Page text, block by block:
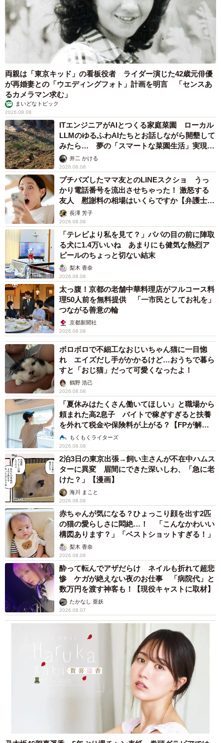
両親は「東京キッド」の看板役者 ライダー演じた42歳元俳優
が再婚妻との「ウエディングフォト」計画を明言 「センスあ
るカメラマン求む」
まいどなトピック
2026.08.08
ITエンジニアがAIとつくる家庭菜園 ローカル
LLMのゆるふわAIたちとお話しながら開墾して
みたら… 夢の「スマートな菜園生活」実現な
るか井二 かける
2026.08.08
プチバズしたママ友とのLINEスクショ うっ
かり電話番号を流出させちゃった！ 激怒する
友人 慰謝料の相場はいくらですか【弁護士が
解説】長澤 芳子
2026.08.08
「テレビより私を見て？」パパの目の前に陣取
る犬に1.4万いいね あまりにも健気な熱烈ア
ピールのちょっと切ない結末
梨木 香奈
2026.08.08
太っ腹！京都の老舗中華料理店がフルコース料
理50人前を無料提供 「一市民としてお礼を」
つながる善意の輪
京都新聞社
2026.08.08
ボロボロで不細工なおじいちゃん猫に一目惚
れ エイズだし手がかかるけど…おうちで暮ら
すと「おじ猫」だって可愛くなったよ！
鶴野 浩己
2026.08.08
「夏休みはたくさん働いてほしい」と職場から
頼まれた高2息子 バイトで稼ぎすぎると扶養
を外れて税金や保険料が上がる？【FPが解
説】もくもくライターズ
2026.08.08
2泊3日の東京出張→飼い主さんが不在中ハムス
ターに異変 眉間にできた深いしわ、「急に老
けた？」【漫画】
海川 まこと
2026.08.08
赤ちゃんが気になる？ひょっこり顔を出す2匹
の猫の愛らしさに悶絶…！ 「こんなかわいい
構図あります？」「ベストショットすぎる！」
梨木 香奈
2026.08.08
酔って転んでアザだらけ ネイルも折れて超悲
惨 ケガが絶えない夜のお仕事 「病院代」と
数万円を渡す神客も！【現役キャストに取材】
たかなし 亜妖
2026.08.07